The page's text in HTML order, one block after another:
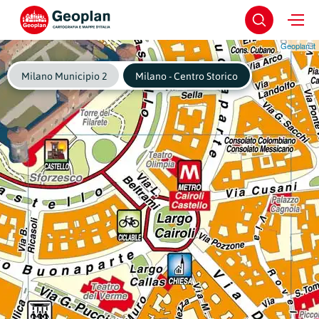
Geoplan.it
Milano Municipio 2 Milano - Centro Storico